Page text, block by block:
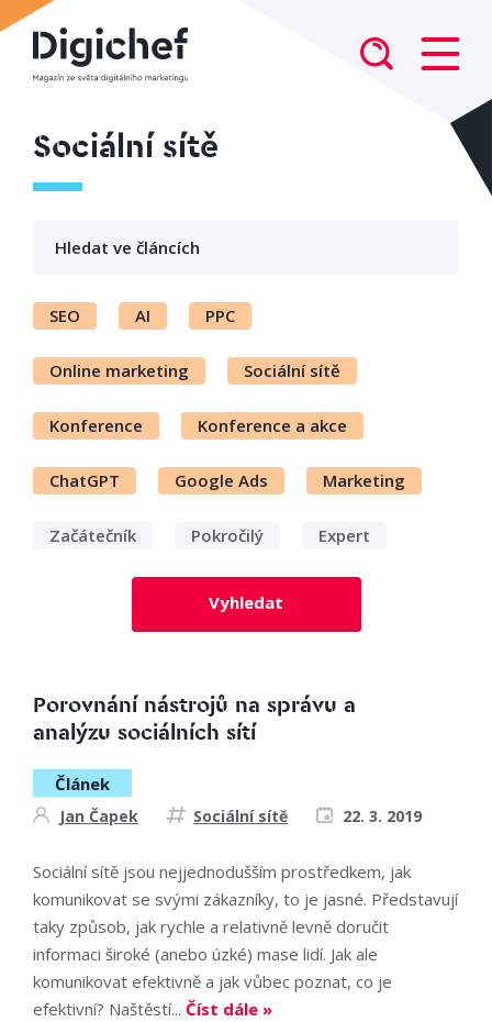
Sociální sítě
SEO AI PPC
Online marketing Sociální sítě
Konference Konference a akce
ChatGPT Google Ads Marketing
Začátečník Pokročilý Expert
Vyhledat
Porovnání nástrojů na správu a
analýzu sociálních sítí
Článek
Jan Čapek Sociální sítě 22. 3. 2019
Sociální sítě jsou nejjednodušším prostředkem, jak
komunikovat se svými zákazníky, to je jasné. Představují
taky způsob, jak rychle a relativně levně doručit
informaci široké (anebo úzké) mase lidí. Jak ale
komunikovat efektivně a jak vůbec poznat, co je
efektivní? Naštěstí... Číst dále »